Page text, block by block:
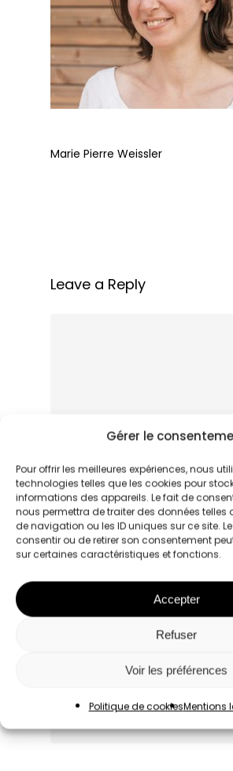
Gérer le
Pour offrir les meilleures expériences, nous
technologies telles que les cookies pour
informations des appareils. Le fait de
nous permettra de traiter des données telles
de navigation ou les ID uniques sur ce site.
consentir ou de retirer son consentement
sur certaines caractéristiques et fonctions.
Accepter
Refuser
Voir les préférences
Politique de cookiesMentions
Marie Pierre Weissler
Leave a Reply
Name*
Email*